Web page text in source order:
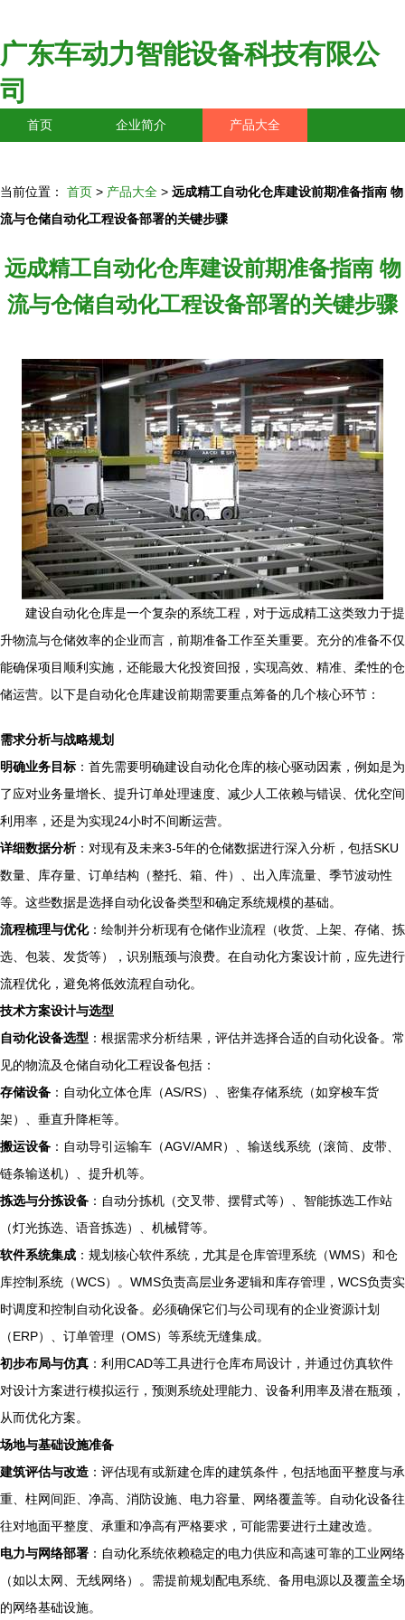
广东车动力智能设备科技有限公
司
首页 企业简介 产品大全
当前位置： 首页 > 产品大全 > 远成精工自动化仓库建设前期准备指南 物
流与仓储自动化工程设备部署的关键步骤
远成精工自动化仓库建设前期准备指南 物
流与仓储自动化工程设备部署的关键步骤
建设自动化仓库是一个复杂的系统工程，对于远成精工这类致力于提
升物流与仓储效率的企业而言，前期准备工作至关重要。充分的准备不仅
能确保项目顺利实施，还能最大化投资回报，实现高效、精准、柔性的仓
储运营。以下是自动化仓库建设前期需要重点筹备的几个核心环节：
需求分析与战略规划
明确业务目标 ：首先需要明确建设自动化仓库的核心驱动因素，例如是为
了应对业务量增长、提升订单处理速度、减少人工依赖与错误、优化空间
利用率，还是为实现24小时不间断运营。
详细数据分析：对现有及未来3-5年的仓储数据进行深入分析，包括SKU
数量、库存量、订单结构（整托、箱、件）、出入库流量、季节波动性
等。这些数据是选择自动化设备类型和确定系统规模的基础。
流程梳理与优化：绘制并分析现有仓储作业流程（收货、上架、存储、拣
选、包装、发货等），识别瓶颈与浪费。在自动化方案设计前，应先进行
流程优化，避免将低效流程自动化。
技术方案设计与选型
自动化设备选型 ：根据需求分析结果，评估并选择合适的自动化设备。常
见的物流及仓储自动化工程设备包括：
存储设备 ：自动化立体仓库（AS/RS）、密集存储系统（如穿梭车货
架）、垂直升降柜等。
搬运设备 ：自动导引运输车（AGV/AMR）、输送线系统（滚筒、皮带、
链条输送机）、提升机等。
拣选与分拣设备 ：自动分拣机（交叉带、摆臂式等）、智能拣选工作站
（灯光拣选、语音拣选）、机械臂等。
软件系统集成 ：规划核心软件系统，尤其是仓库管理系统（WMS）和仓
库控制系统（WCS）。WMS负责高层业务逻辑和库存管理，WCS负责实
时调度和控制自动化设备。必须确保它们与公司现有的企业资源计划
（ERP）、订单管理（OMS）等系统无缝集成。
初步布局与仿真 ：利用CAD等工具进行仓库布局设计，并通过仿真软件
对设计方案进行模拟运行，预测系统处理能力、设备利用率及潜在瓶颈，
从而优化方案。
场地与基础设施准备
建筑评估与改造 ：评估现有或新建仓库的建筑条件，包括地面平整度与承
重、柱网间距、净高、消防设施、电力容量、网络覆盖等。自动化设备往
往对地面平整度、承重和净高有严格要求，可能需要进行土建改造。
电力与网络部署 ：自动化系统依赖稳定的电力供应和高速可靠的工业网络
（如以太网、无线网络）。需提前规划配电系统、备用电源以及覆盖全场
的网络基础设施。